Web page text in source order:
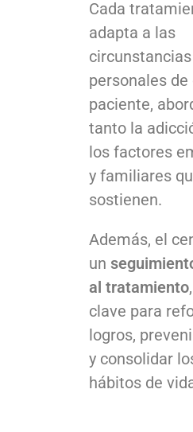
Cada
adapta a las
circunstancias
personales de
paciente,
tanto la
los factores
y familiares
sostienen.
Además, el
un
al tratamiento
clave para
logros,
y consolidar
hábitos de